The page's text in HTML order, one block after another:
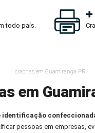
todo país.
crachas em Guamiranga PR
em
identificação
pessoas em empresas,